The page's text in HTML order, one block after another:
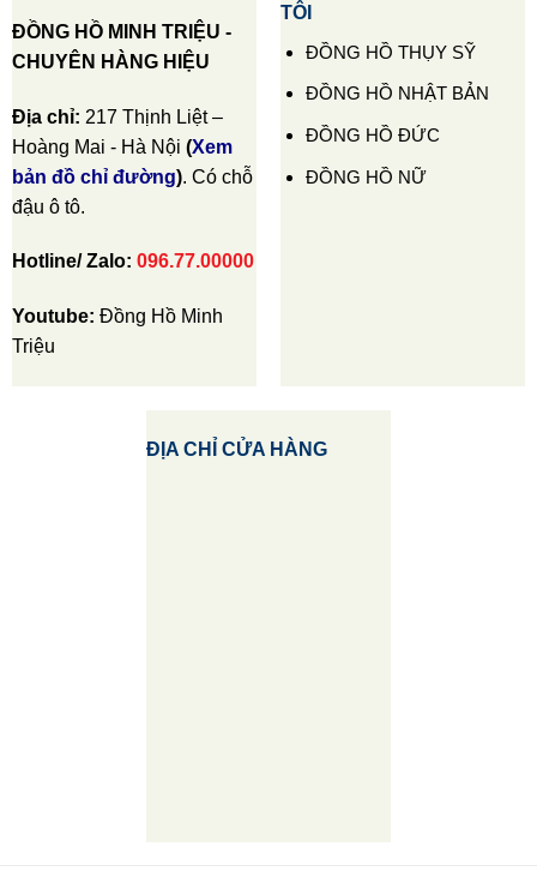
ĐỒNG HỒ MINH TRIỆU -
CHUYÊN HÀNG HIỆU
Địa chỉ: 217 Thịnh Liệt –
Hoàng Mai - Hà Nội (Xem
bản đồ chỉ đường). Có chỗ
đậu ô tô.
Hotline/ Zalo: 096.77.00000
Youtube: Đồng Hồ Minh
Triệu
TÔI
ĐỒNG HỒ THỤY SỸ
ĐỒNG HỒ NHẬT BẢN
ĐỒNG HỒ ĐỨC
ĐỒNG HỒ NỮ
ĐỊA CHỈ CỬA HÀNG